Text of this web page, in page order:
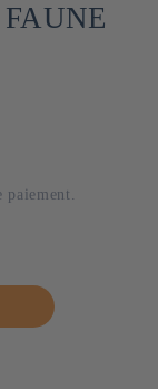
paiement.